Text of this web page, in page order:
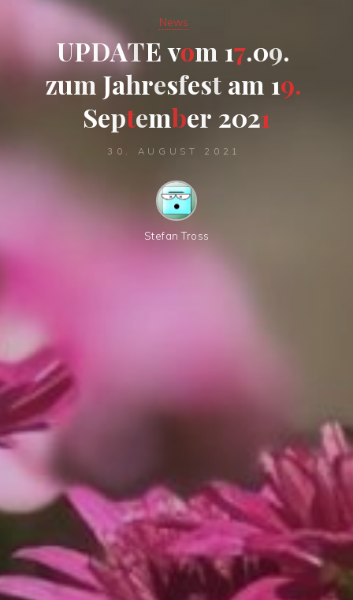
News
UPDATE vom 17.09.
zum Jahresfest am 19.
September 2021
30. AUGUST 2021
Stefan Tross